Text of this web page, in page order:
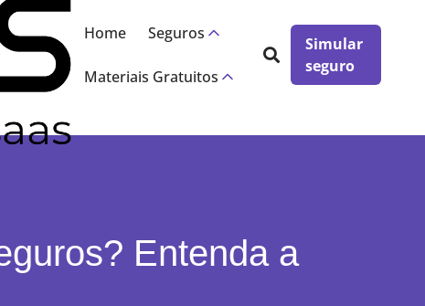
Home Seguros
Materiais Gratuitos
Simular
seguro
Entenda a